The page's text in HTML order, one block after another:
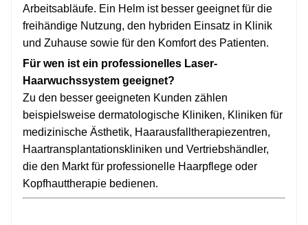
Arbeitsabläufe. Ein Helm ist besser geeignet für die
freihändige Nutzung, den hybriden Einsatz in Klinik
und Zuhause sowie für den Komfort des Patienten.
Für wen ist ein professionelles Laser-
Haarwuchssystem geeignet?
Zu den besser geeigneten Kunden zählen
beispielsweise dermatologische Kliniken, Kliniken für
medizinische Ästhetik, Haarausfalltherapiezentren,
Haartransplantationskliniken und Vertriebshändler,
die den Markt für professionelle Haarpflege oder
Kopfhauttherapie bedienen.